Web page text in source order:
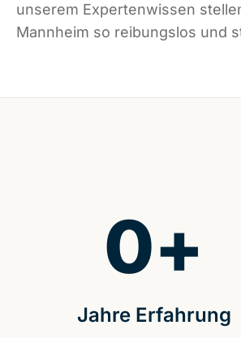
unserem Expertenwissen
Mannheim so reibungslos und
Jahre Erfahrung
0+